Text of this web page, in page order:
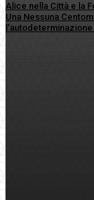
Alice nella Città e la
Una Nessuna